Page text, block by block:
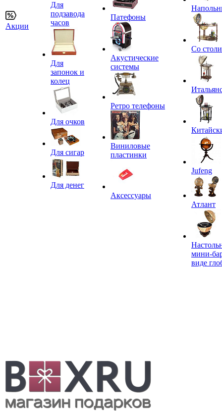
Акции
Для
подзавода
часов
Для
запонок и
колец
Для очков
Для сигар
Для денег
Патефоны
Акустические
системы
Ретро телефоны
Виниловые
пластинки
Аксессуары
Со
Jufeng
Атлант
мини-
виде